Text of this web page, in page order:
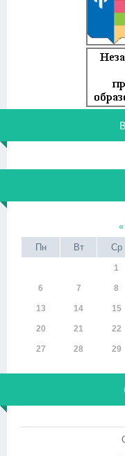
«
Пн
Вт Ср
1
6 7 8
13 14 15
20 21 22
27 28 29